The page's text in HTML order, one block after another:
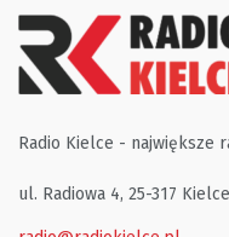
Radio Kielce - największe
ul. Radiowa 4, 25-317 Kielce